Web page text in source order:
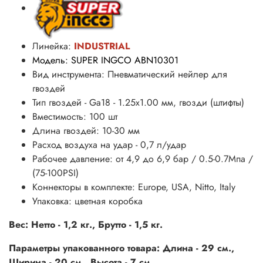
Линейка: INDUSTRIAL
Модель: SUPER INGCO ABN10301
Вид инструмента: Пневматический нейлер для
гвоздей
Тип гвоздей - Ga18 - 1.25x1.00 мм, гвозди (штифты)
Вместимость: 100 шт
Длина гвоздей: 10-30 мм
Расход воздуха на удар - 0,7 л/удар
Рабочее давление: от 4,9 до 6,9 бар / 0.5-0.7Мпа /
(75-100PSI)
Коннекторы в комплекте: Europe, USA, Nitto, Italy
Упаковка: цветная коробка
Вес: Нетто - 1,2 кг., Брутто - 1,5 кг.
Параметры упакованного товара: Длина - 29 см.,